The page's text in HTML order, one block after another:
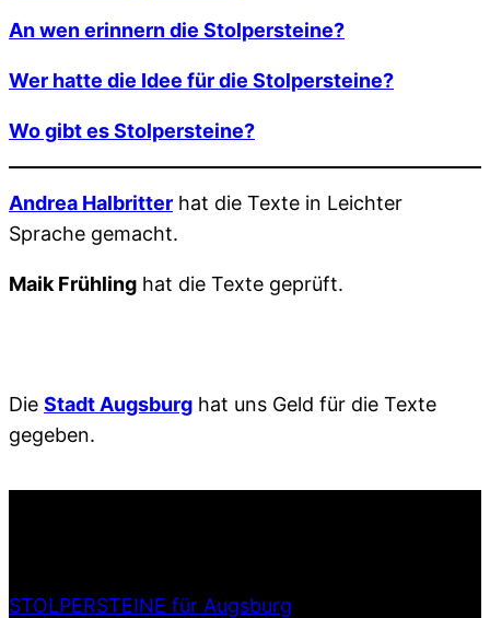
An wen erinnern die Stolpersteine?
Wer hatte die Idee für die Stolpersteine?
Wo gibt es Stolpersteine?
Andrea Halbritter hat die Texte in Leichter
Sprache gemacht.
Maik Frühling hat die Texte geprüft.
Die Stadt Augsburg hat uns Geld für die Texte
gegeben.
STOLPERSTEINE für Augsburg